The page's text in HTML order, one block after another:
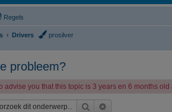
Regels
Drivers prosilver
probleem?
advise you that this topic is 3 years en 6 months
Zoek